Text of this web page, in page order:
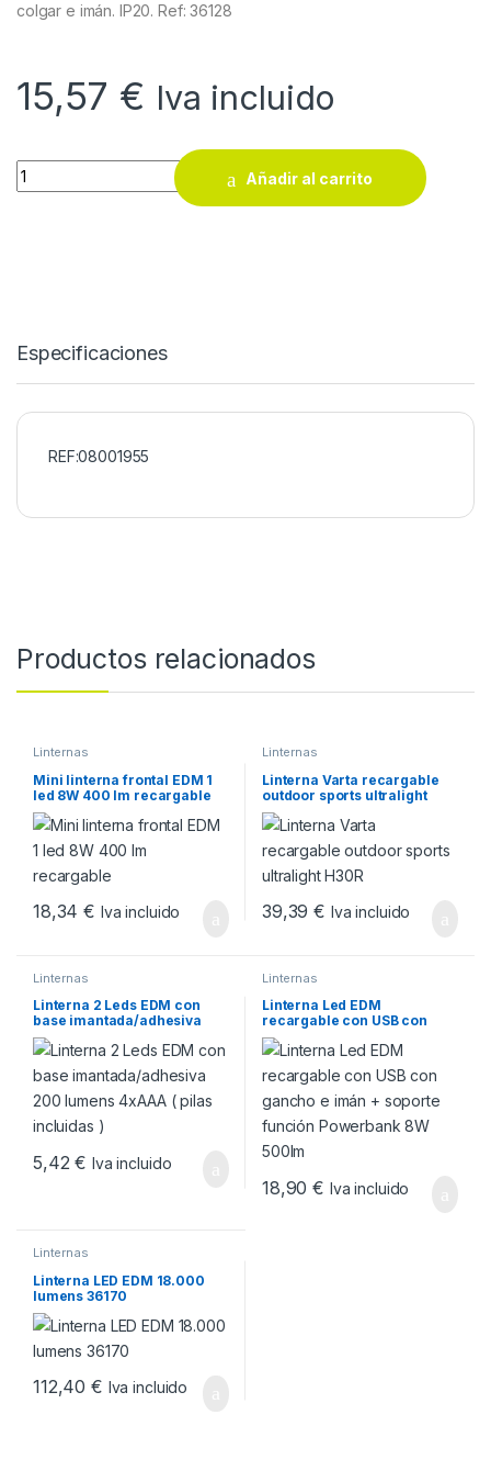
colgar e imán. IP20. Ref: 36128
15,57 € Iva incluido
Linterna frontal EDM recargable led cob redonda 200lm +
Añadir al carrito
Especificaciones
REF:08001955
Productos relacionados
Linternas
Mini linterna frontal EDM 1
led 8W 400 lm recargable
18,34€ Iva incluido
Linternas
Linterna Varta recargable
outdoor sports ultralight
H30R
39,39€ Iva incluido
Linternas
Linterna 2 Leds EDM con
base imantada/adhesiva
200 lumens 4xAAA ( pilas
incluidas )
5,42€ Iva incluido
Linternas
Linterna Led EDM
recargable con USB con
gancho e imán + soporte
función Powerbank 8W
18,90€ Iva incluido
Linternas
Linterna LED EDM 18.000
lumens 36170
112,40€ Iva incluido